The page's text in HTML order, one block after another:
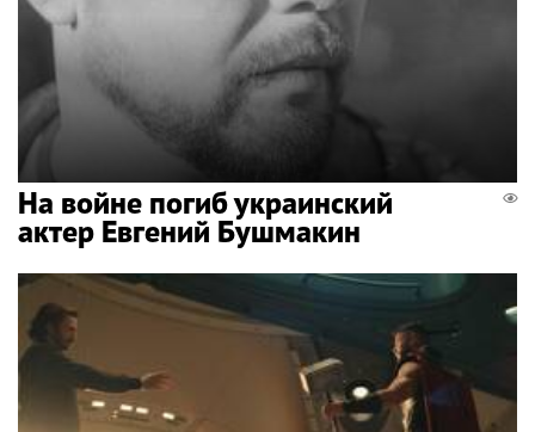
На войне погиб украинский
актер Евгений Бушмакин